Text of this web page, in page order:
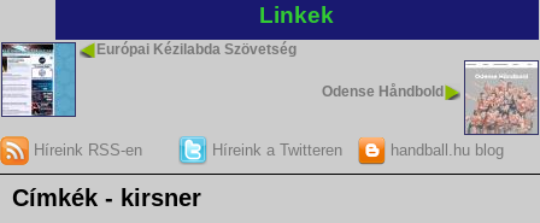
Linkek
Európai Kézilabda Szövetség
Odense Håndbold
Híreink RSS-en Híreink a Twitteren handball.hu blog
Címkék - kirsner